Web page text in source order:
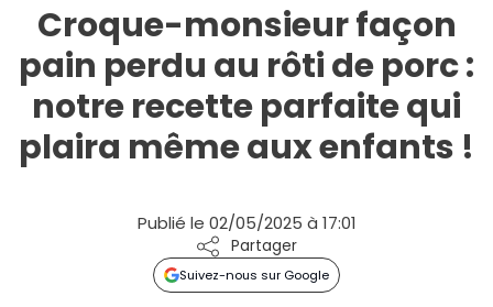
Croque-monsieur façon
pain perdu au rôti de porc :
notre recette parfaite qui
plaira même aux enfants !
Publié le 02/05/2025 à 17:01
Partager
Suivez-nous sur Google